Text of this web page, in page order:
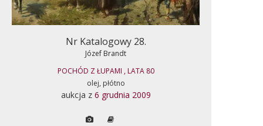
Nr Katalogowy 28.
Józef Brandt
POCHÓD Z ŁUPAMI , LATA 80
olej, płótno
aukcja z 6 grudnia 2009